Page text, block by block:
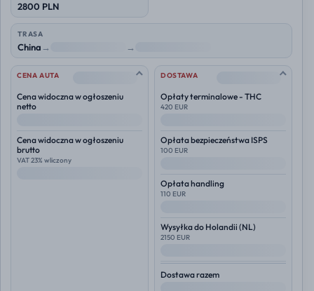
2800 PLN
TRASA
China→ →
CENA AUTA --
Cena widoczna w ogłoszeniu
netto
Cena widoczna w ogłoszeniu
brutto
VAT 23% wliczony
DOSTAWA --
Opłaty terminalowe - THC
420 EUR
Opłata bezpieczeństwa ISPS
100 EUR
Opłata handling
110 EUR
Wysyłka do Holandii (NL)
2150 EUR
Dostawa razem